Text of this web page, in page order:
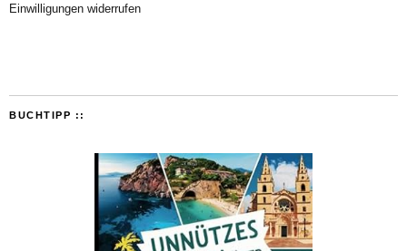
Einwilligungen widerrufen
BUCHTIPP ::